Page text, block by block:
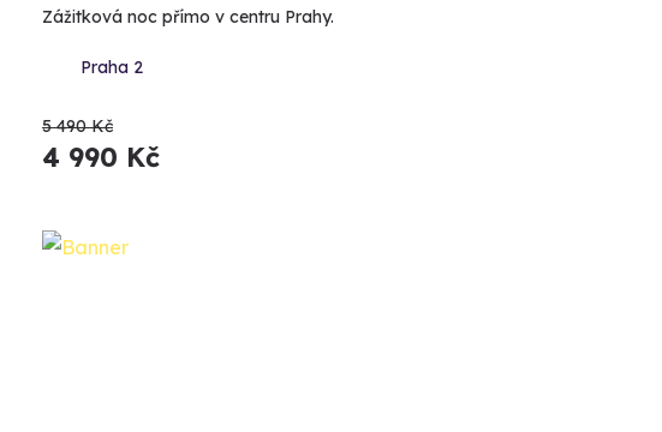
Zážitková noc přímo v centru Prahy.
Praha 2
5 490 Kč
4 990 Kč